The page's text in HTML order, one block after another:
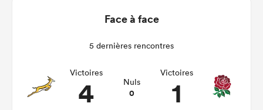
Face à face
5 dernières rencontres
Victoires
4 Nuls
0
Victoires
1